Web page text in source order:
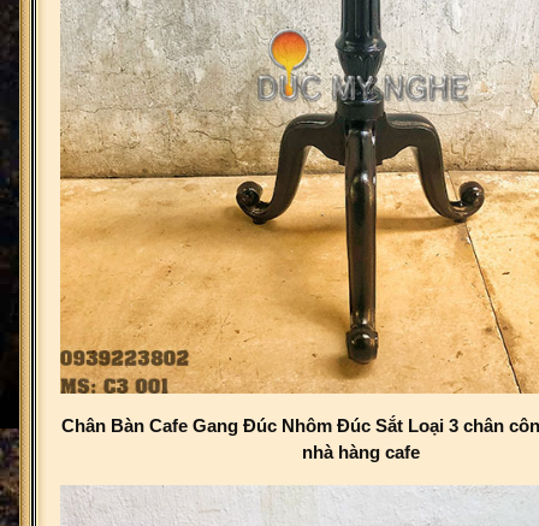
Chân Bàn Cafe Gang Đúc Nhôm Đúc Sắt Loại 3 chân
nhà hàng cafe